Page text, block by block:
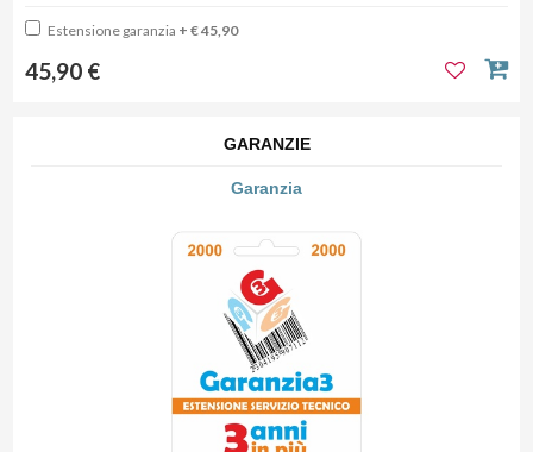
Estensione garanzia + € 45,90
45,90 €
GARANZIE
Garanzia